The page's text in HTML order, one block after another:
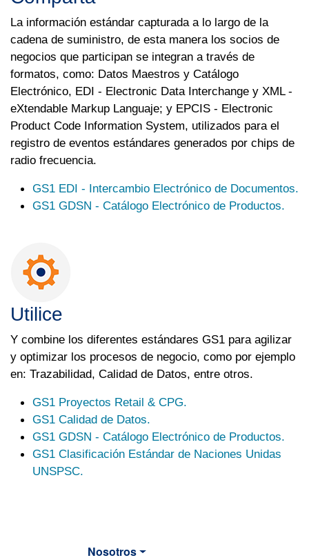
La información estándar capturada a lo largo de la
cadena de suministro, de esta manera los socios de
negocios que participan se integran a través de
formatos, como: Datos Maestros y Catálogo
Electrónico, EDI - Electronic Data Interchange y XML -
eXtendable Markup Languaje; y EPCIS - Electronic
Product Code Information System, utilizados para el
registro de eventos estándares generados por chips de
radio frecuencia.
GS1 EDI - Intercambio Electrónico de Documentos.
GS1 GDSN - Catálogo Electrónico de Productos.
Utilice
Y combine los diferentes estándares GS1 para agilizar
y optimizar los procesos de negocio, como por ejemplo
en: Trazabilidad, Calidad de Datos, entre otros.
GS1 Proyectos Retail & CPG.
GS1 Calidad de Datos.
GS1 GDSN - Catálogo Electrónico de Productos.
GS1 Clasificación Estándar de Naciones Unidas
UNSPSC.
Nosotros